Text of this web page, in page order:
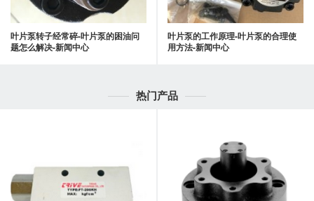
叶片泵转子经常碎-叶片泵的困油问
题怎么解决-新闻中心
叶片泵的工作原理-叶片泵的合理使
用方法-新闻中心
热门产品